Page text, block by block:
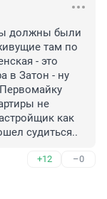
должны были
там по
- это
в Затон - ну
не
как
судиться..
+12 –0